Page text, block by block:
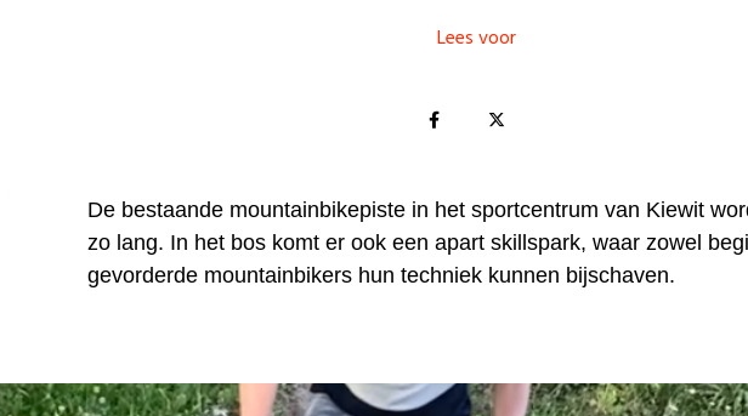
Lees voor
De bestaande mountainbikepiste in het sportcentrum van Kiewit
zo lang. In het bos komt er ook een apart skillspark, waar zowel
gevorderde mountainbikers hun techniek kunnen bijschaven.